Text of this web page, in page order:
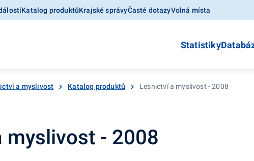
Katalog produktůKrajské správyČasté dotazyVolná místa
Statistiky
a myslivost Katalog produktů Lesnictví a myslivost - 2008
myslivost - 2008